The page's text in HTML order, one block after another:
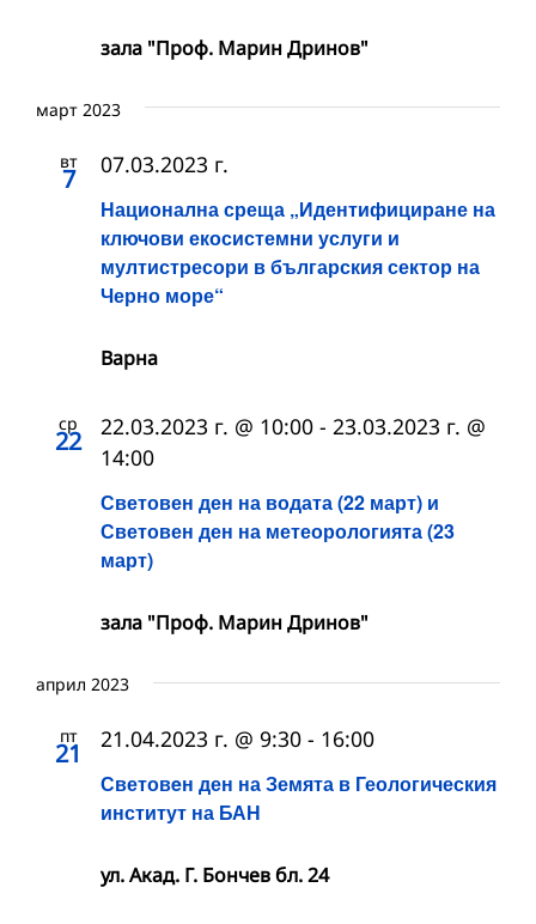
зала "Проф. Марин Дринов"
март 2023
вт
7
Национална среща „Идентифициране на
ключови екосистемни услуги и
мултистресори в българския сектор на
Черно море“
07.03.2023 г.
Варна
ср
22
Световен ден на водата (22 март) и
Световен ден на метеорологията (23
март)
22.03.2023 г. @ 10:00 - 23.03.2023 г. @
14:00
зала "Проф. Марин Дринов"
април 2023
пт
21
Световeн ден на Земята в Геологическия
институт на БАН
21.04.2023 г. @ 9:30 - 16:00
ул. Акад. Г. Бончев бл. 24